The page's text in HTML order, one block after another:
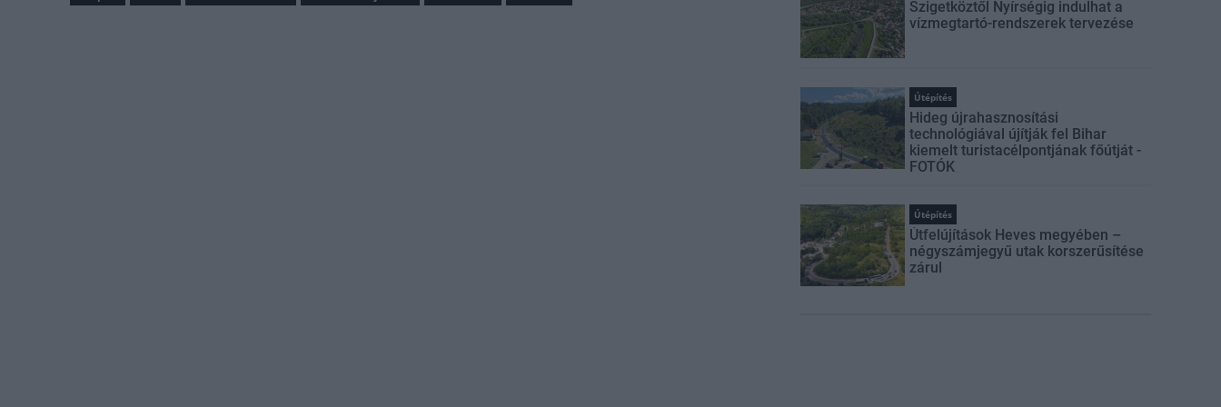
Szigetköztől Nyírségig indulhat a
vízmegtartó-rendszerek tervezése
Útépítés
Hideg újrahasznosítási
technológiával újítják fel Bihar
kiemelt turistacélpontjának főútját -
FOTÓK
Útépítés
Útfelújítások Heves megyében –
négyszámjegyű utak korszerűsítése
zárul